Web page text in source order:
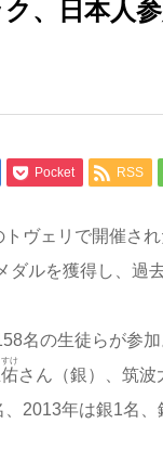
、日本人
Pocket RSS
ヴェリで開催さ
ダルを獲得し、過
名の生徒らが参
け
さん（銀）、筑波
2013年は銀1名